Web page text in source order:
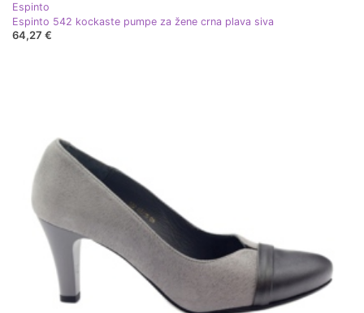
Espinto
Espinto 542 kockaste pumpe za žene crna plava siva
64,27 €